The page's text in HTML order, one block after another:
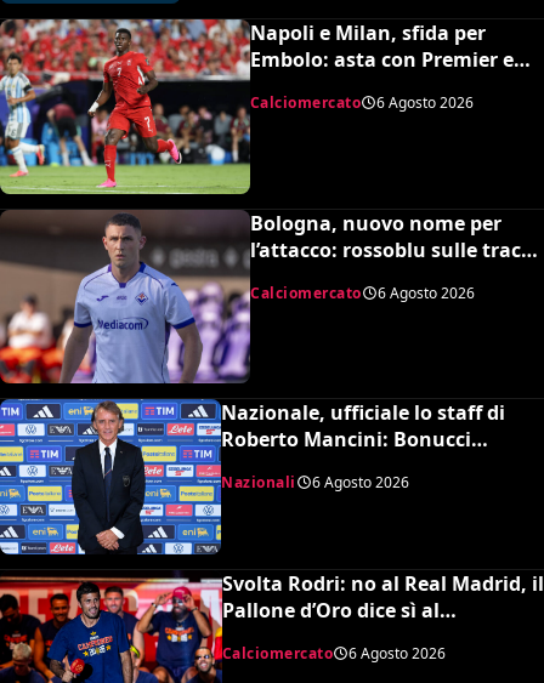
Napoli e Milan, sfida per
Embolo: asta con Premier e
MLS, il prezzo
Calciomercato 6 Agosto 2026
Bologna, nuovo nome per
l’attacco: rossoblu sulle tracce
Calciomercato 6 Agosto 2026
Nazionale, ufficiale lo staff di
Roberto Mancini: Bonucci
Nazionali 6 Agosto 2026
Svolta Rodri: no al Real Madrid, il
Pallone d’Oro dice sì al
Barcellona per 50 milioni
Calciomercato 6 Agosto 2026